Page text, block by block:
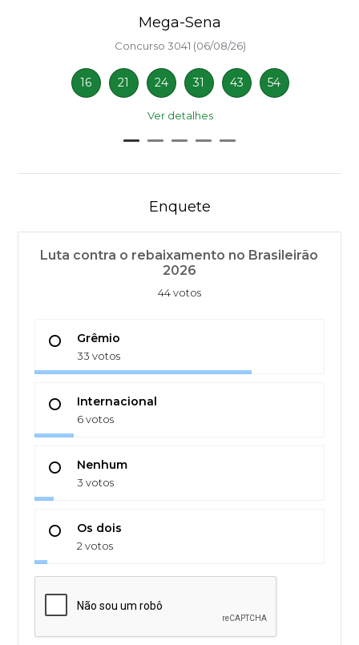
Mega-Sena
Concurso 3041 (06/08/26)
16 21 24 31 43 54
Ver detalhes
Enquete
Luta contra o rebaixamento no Brasileirão
2026
44 votos
Grêmio
33 votos
Internacional
6 votos
Nenhum
3 votos
Os dois
2 votos